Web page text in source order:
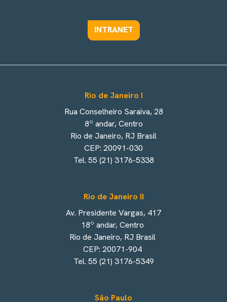
INTRANET
Rio de Janeiro I
Rua Conselheiro Saraiva, 28
8º andar, Centro
Rio de Janeiro, RJ Brasil
CEP: 20091-030
Tel. 55 (21) 3176-5338
Rio de Janeiro II
Av. Presidente Vargas, 417
18º andar, Centro
Rio de Janeiro, RJ Brasil
CEP: 20071-904
Tel. 55 (21) 3176-5349
São Paulo